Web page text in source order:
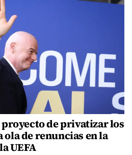
de privatizar los
de renuncias en la
UEFA